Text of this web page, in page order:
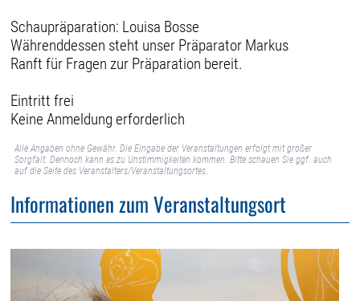
Schaupräparation: Louisa Bosse
Währenddessen steht unser Präparator Markus
Ranft für Fragen zur Präparation bereit.
Eintritt frei
Keine Anmeldung erforderlich
Alle Angaben ohne Gewähr. Die Eingabe der Veranstaltungen erfolgt mit großer
Sorgfalt. Dennoch kann es zu Unstimmigkeiten kommen. Bitte schauen Sie ggf. auch
auf die Seite des Veranstalters/Veranstaltungsortes.
Informationen zum Veranstaltungsort